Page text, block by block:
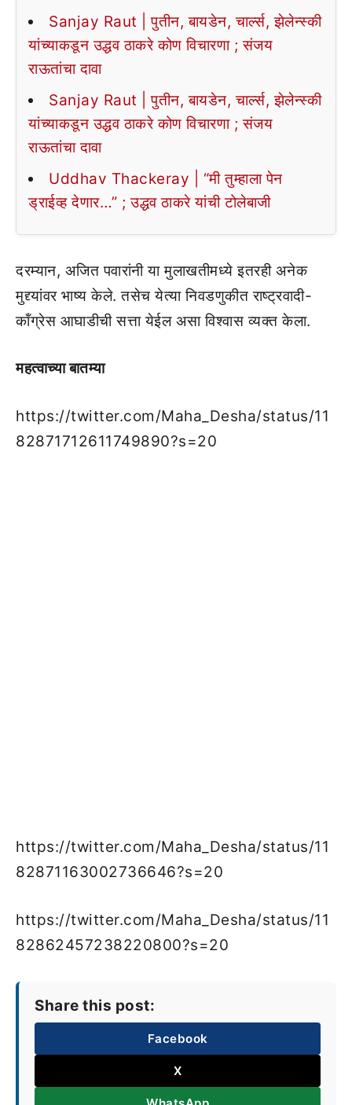
Sanjay Raut | पुतीन, बायडेन, चार्ल्स, झेलेन्स्की
यांच्याकडून उद्धव ठाकरे कोण विचारणा ; संजय
राऊतांचा दावा
Sanjay Raut | पुतीन, बायडेन, चार्ल्स, झेलेन्स्की
यांच्याकडून उद्धव ठाकरे कोण विचारणा ; संजय
राऊतांचा दावा
Uddhav Thackeray | “मी तुम्हाला पेन
ड्राईव्ह देणार…” ; उद्धव ठाकरे यांची टोलेबाजी
दरम्यान, अजित पवारांनी या मुलाखतीमध्ये इतरही अनेक
मुद्द्यांवर भाष्य केले. तसेच येत्या निवडणुकीत राष्ट्रवादी-
कॉंग्रेस आघाडीची सत्ता येईल असा विश्वास व्यक्त केला.
महत्वाच्या बातम्या
https://twitter.com/Maha_Desha/status/11
82871712611749890?s=20
https://twitter.com/Maha_Desha/status/11
82871163002736646?s=20
https://twitter.com/Maha_Desha/status/11
82862457238220800?s=20
Share this post:
Facebook
X